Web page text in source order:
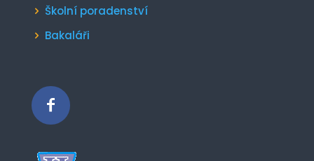
Školní poradenství
Bakaláři